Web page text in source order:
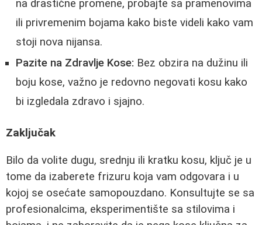
na drastične promene, probajte sa pramenovima
ili privremenim bojama kako biste videli kako vam
stoji nova nijansa.
Pazite na Zdravlje Kose: Bez obzira na dužinu ili
boju kose, važno je redovno negovati kosu kako
bi izgledala zdravo i sjajno.
Zaključak
Bilo da volite dugu, srednju ili kratku kosu, ključ je u
tome da izaberete frizuru koja vam odgovara i u
kojoj se osećate samopouzdano. Konsultujte se sa
profesionalcima, eksperimentište sa stilovima i